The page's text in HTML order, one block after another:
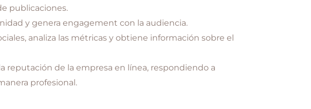
publicaciones.
y genera engagement con la audiencia.
analiza las métricas y obtiene información sobre el
reputación de la empresa en línea, respondiendo a
profesional.